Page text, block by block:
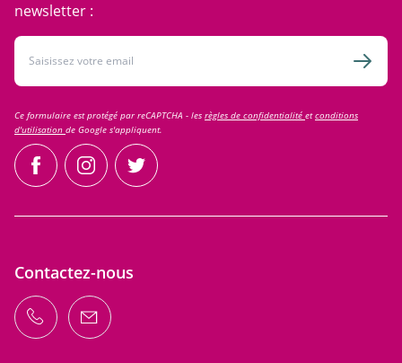
newsletter :
Adresse email
Ce formulaire est protégé par reCAPTCHA - les règles de confidentialité etconditions
d'utilisation de Google s'appliquent.
facebookinstagramtwitter
Contactez-nous